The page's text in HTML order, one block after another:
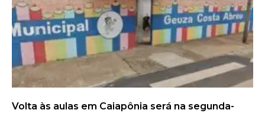
Volta às aulas em Caiapônia será na segunda-